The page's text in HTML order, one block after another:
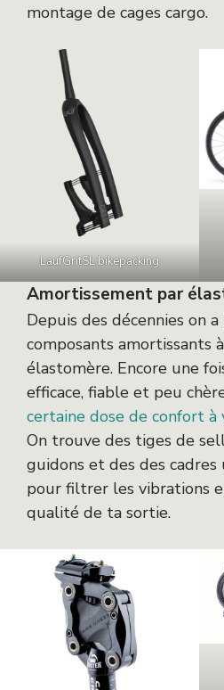
montage de cages cargo.
LaufGritSL bikepacking
Amortissement par
Depuis des décennies on
composants amortissants
élastomère. Encore une
efficace, fiable et peu
certaine dose de confort
On trouve des tiges de
guidons et des des
pour filtrer les vibrations
qualité de ta sortie.